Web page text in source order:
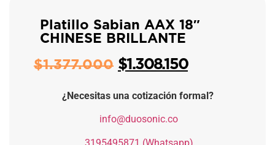
Platillo Sabian AAX 18″
CHINESE BRILLANTE
$1.377.000 $1.308.150
¿Necesitas una cotización formal?
info@duosonic.co
3195495871 (Whatsapp)